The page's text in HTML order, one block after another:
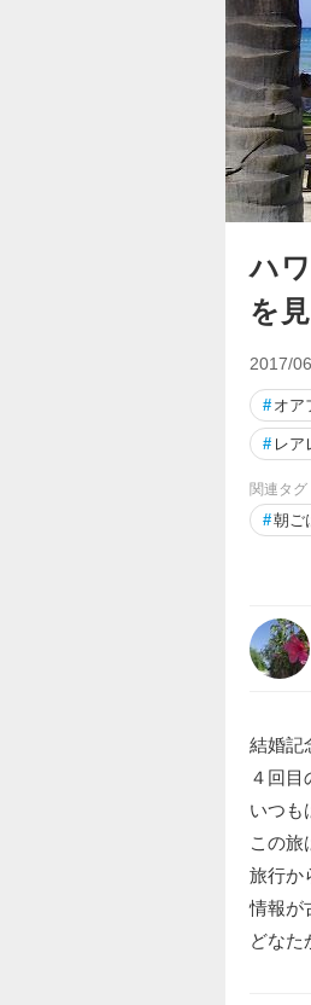
ハ
を
2017/
# オア
# レア
関連タグ
#朝ご
結婚記
４回目
いつも
この旅
旅行か
情報が
どなた